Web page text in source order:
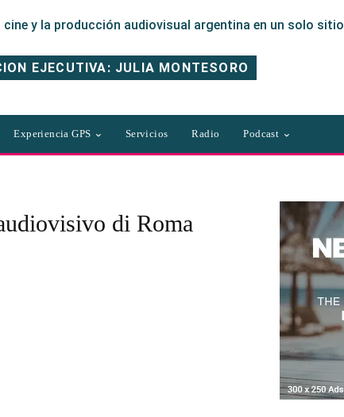
cine y la producción audiovisual argentina en un solo sitio
EJECUTIVA: JULIA MONTESORO
Experiencia GPS Servicios Radio Podcast
di Roma